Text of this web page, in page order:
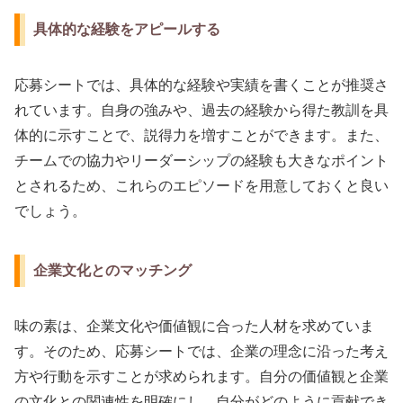
具体的な経験をアピールする
応募シートでは、具体的な経験や実績を書くことが推奨さ
れています。自身の強みや、過去の経験から得た教訓を具
体的に示すことで、説得力を増すことができます。また、
チームでの協力やリーダーシップの経験も大きなポイント
とされるため、これらのエピソードを用意しておくと良い
でしょう。
企業文化とのマッチング
味の素は、企業文化や価値観に合った人材を求めていま
す。そのため、応募シートでは、企業の理念に沿った考え
方や行動を示すことが求められます。自分の価値観と企業